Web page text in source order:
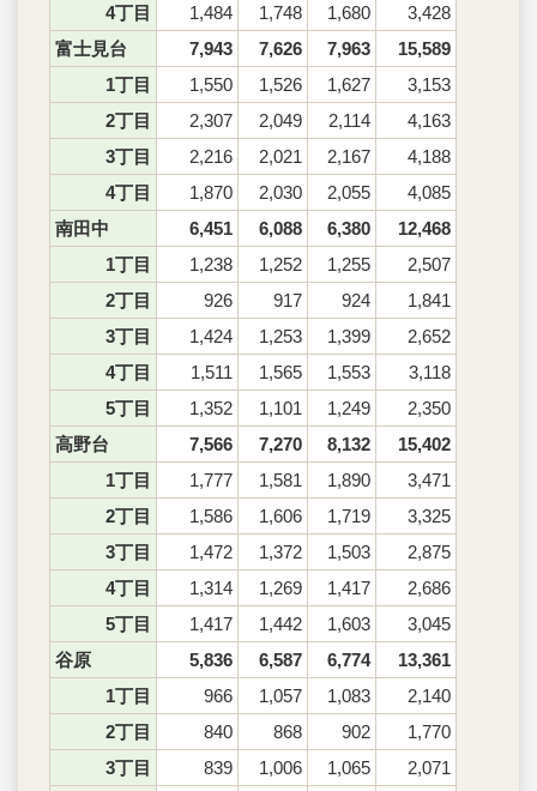
4丁目
1,484 1,748 1,680
3,428
富士見台
7,943 7,626 7,963
15,589
1丁目
1,550 1,526 1,627
3,153
2丁目
2,307 2,049 2,114
4,163
3丁目
2,216 2,021 2,167
4,188
4丁目
1,870 2,030 2,055
4,085
南田中
6,451 6,088 6,380
12,468
1丁目
1,238 1,252 1,255
2,507
2丁目
926 917 924
1,841
3丁目
1,424 1,253 1,399
2,652
4丁目
1,511 1,565 1,553
3,118
5丁目
1,352 1,101 1,249
2,350
高野台
7,566 7,270 8,132
15,402
1丁目
1,777 1,581 1,890
3,471
2丁目
1,586 1,606 1,719
3,325
3丁目
1,472 1,372 1,503
2,875
4丁目
1,314 1,269 1,417
2,686
5丁目
1,417 1,442 1,603
3,045
谷原
5,836 6,587 6,774
13,361
1丁目
966 1,057 1,083
2,140
2丁目
840 868 902
1,770
3丁目
839 1,006 1,065
2,071